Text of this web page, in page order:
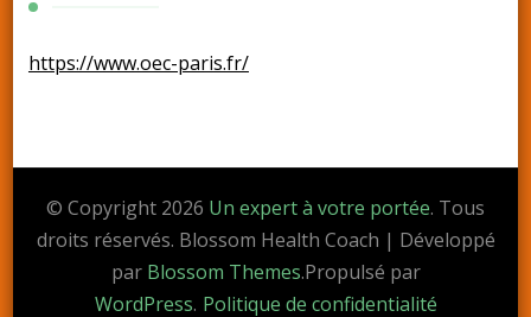
https://www.oec-paris.fr/
© Copyright 2026 Un expert à votre portée. Tous
droits réservés. Blossom Health Coach | Développé
par Blossom Themes.Propulsé par
WordPress. Politique de confidentialité